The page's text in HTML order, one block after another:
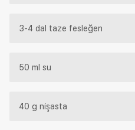
3-4 dal taze fesleğen
50 ml su
40 g nişasta